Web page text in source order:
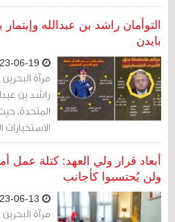
رسالة مذهلة
منذ عقود،التوأمان راشد بن عبدالله
بايدن
مرآة
راشد بن
المتحدة،
ديكسون
التعاون
أبعاد قرار ولي العهد: كتلة عمل
ولن يُحتسبوا كأجانب
مرآة